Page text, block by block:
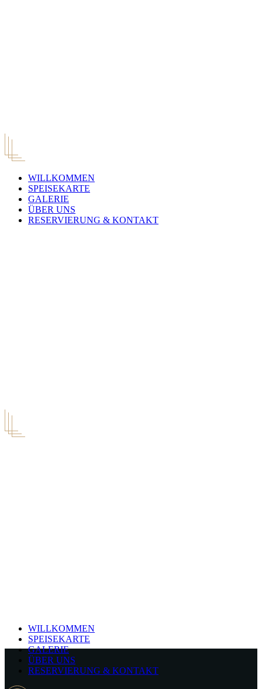
WILLKOMMEN
SPEISEKARTE
GALERIE
ÜBER UNS
RESERVIERUNG & KONTAKT
WILLKOMMEN
SPEISEKARTE
GALERIE
ÜBER UNS
RESERVIERUNG & KONTAKT